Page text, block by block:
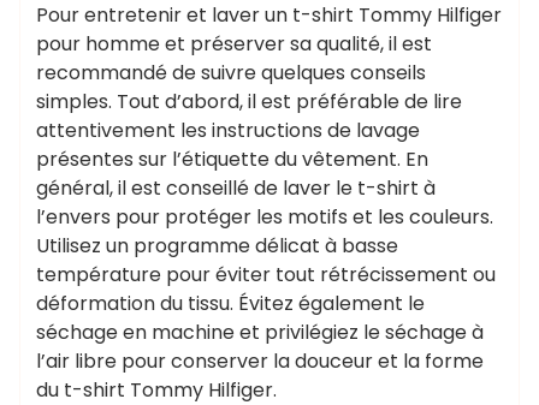
Pour entretenir et laver un t-shirt Tommy Hilfiger
pour homme et préserver sa qualité, il est
recommandé de suivre quelques conseils
simples. Tout d’abord, il est préférable de lire
attentivement les instructions de lavage
présentes sur l’étiquette du vêtement. En
général, il est conseillé de laver le t-shirt à
l’envers pour protéger les motifs et les couleurs.
Utilisez un programme délicat à basse
température pour éviter tout rétrécissement ou
déformation du tissu. Évitez également le
séchage en machine et privilégiez le séchage à
l’air libre pour conserver la douceur et la forme
du t-shirt Tommy Hilfiger.